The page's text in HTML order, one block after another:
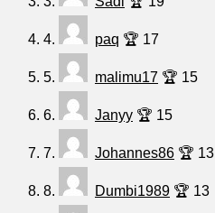
4. paq 🏆 17
5. malimu17 🏆 15
6. Janyy 🏆 15
7. Johannes86 🏆 13
8. Dumbi1989 🏆 13